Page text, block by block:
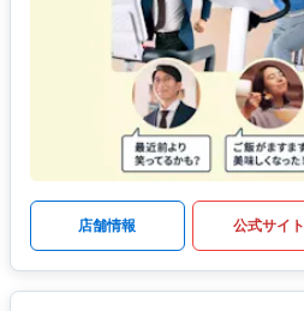
店舗情報 公式サイト